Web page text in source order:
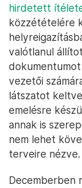
hirdetett
közzétételére
valótlanul
dokumentumot
vezetői
látszatot
emelésre
annak is
nem lehet
terveire
Decemberben